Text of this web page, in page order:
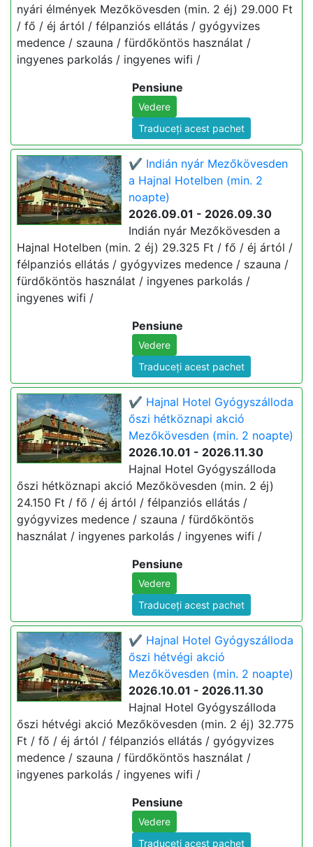
nyári élmények Mezőkövesden (min. 2 éj) 29.000 Ft
/ fő / éj ártól / félpanziós ellátás / gyógyvizes
medence / szauna / fürdőköntös használat /
ingyenes parkolás / ingyenes wifi /
Pensiune
Vedere
Traduceți acest pachet
✔️ Indián nyár Mezőkövesden
a Hajnal Hotelben (min. 2
noapte)
2026.09.01 - 2026.09.30
Indián nyár Mezőkövesden a
Hajnal Hotelben (min. 2 éj) 29.325 Ft / fő / éj ártól /
félpanziós ellátás / gyógyvizes medence / szauna /
fürdőköntös használat / ingyenes parkolás /
ingyenes wifi /
Pensiune
Vedere
Traduceți acest pachet
✔️ Hajnal Hotel Gyógyszálloda
őszi hétköznapi akció
Mezőkövesden (min. 2 noapte)
2026.10.01 - 2026.11.30
Hajnal Hotel Gyógyszálloda
őszi hétköznapi akció Mezőkövesden (min. 2 éj)
24.150 Ft / fő / éj ártól / félpanziós ellátás /
gyógyvizes medence / szauna / fürdőköntös
használat / ingyenes parkolás / ingyenes wifi /
Pensiune
Vedere
Traduceți acest pachet
✔️ Hajnal Hotel Gyógyszálloda
őszi hétvégi akció
Mezőkövesden (min. 2 noapte)
2026.10.01 - 2026.11.30
Hajnal Hotel Gyógyszálloda
őszi hétvégi akció Mezőkövesden (min. 2 éj) 32.775
Ft / fő / éj ártól / félpanziós ellátás / gyógyvizes
medence / szauna / fürdőköntös használat /
ingyenes parkolás / ingyenes wifi /
Pensiune
Vedere
Traduceți acest pachet